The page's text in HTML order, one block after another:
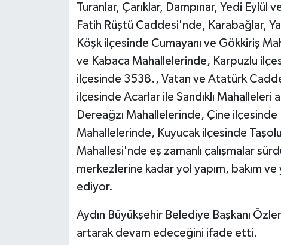
Turanlar, Çarıklar, Dampınar, Yedi
Fatih Rüştü Caddesi'nde, Karabağlar,
Köşk ilçesinde Cumayanı ve Gökkiriş
ve Kabaca Mahallelerinde, Karpuzlu
ilçesinde 3538., Vatan ve Atatürk
ilçesinde Acarlar ile Sandıklı Mahalleleri
Dereağzı Mahallelerinde, Çine ilçesinde
Mahallelerinde, Kuyucak ilçesinde
Mahallesi'nde eş zamanlı çalışmalar
merkezlerine kadar yol yapım, bakım ve
ediyor.
Aydın Büyükşehir Belediye Başkanı
artarak devam edeceğini ifade etti.